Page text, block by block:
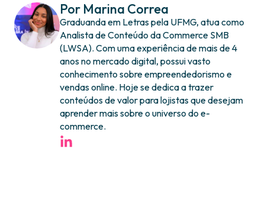
Por Marina Correa
Graduanda em Letras pela UFMG, atua como
Analista de Conteúdo da Commerce SMB
(LWSA). Com uma experiência de mais de 4
anos no mercado digital, possui vasto
conhecimento sobre empreendedorismo e
vendas online. Hoje se dedica a trazer
conteúdos de valor para lojistas que desejam
aprender mais sobre o universo do e-
commerce.